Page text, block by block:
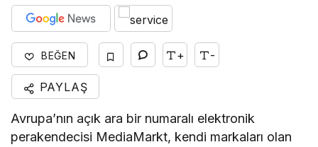
BEĞEN + -
PAYLAŞ
Avrupa’nın açık ara bir numaralı elektronik
perakendecisi MediaMarkt, kendi markaları olan